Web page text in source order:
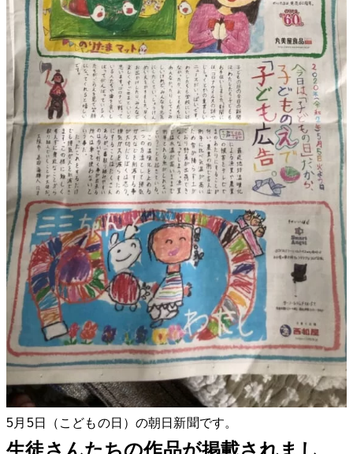
5月5日（こどもの日）の朝日新聞です。
生徒さんたちの作品が掲載されまし